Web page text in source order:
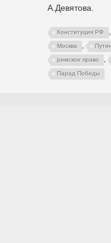
А.Девятова.
Конституция РФ
Москва ,
римское право ,
Парад Победы